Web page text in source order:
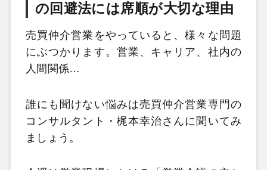
の回避法には席順が大切な理由
売買仲介営業をやっていると、様々な問題
にぶつかります。営業、キャリア、社内の
人間関係…
誰にも聞けない悩みは売買仲介営業専門の
コンサルタント・梶本幸治さんに聞いてみ
ましょう。